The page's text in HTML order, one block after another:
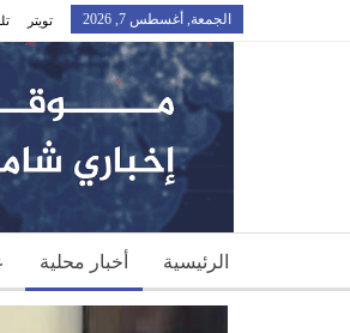
الجمعة, أغسطس 7, 2026 تويتر
الرئيسية أخبار محلية